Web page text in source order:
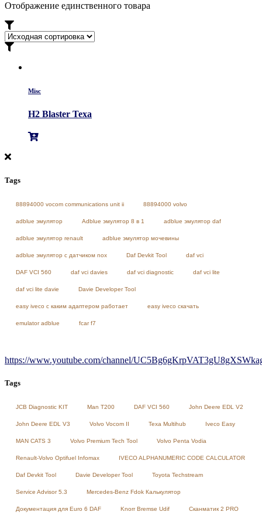
Отображение единственного товара
Misc
H2 Blaster Texa
Tags
88894000 vocom communications unit ii 88894000 volvo
adblue эмулятор Adblue эмулятор 8 в 1 adblue эмулятор daf
adblue эмулятор renault adblue эмулятор мочевины
adblue эмулятор с датчиком nox Daf Devkit Tool daf vci
DAF VCI 560 daf vci davies daf vci diagnostic daf vci lite
daf vci lite davie Davie Developer Tool
easy iveco с каким адаптером работает easy iveco скачать
emulator adblue fcar f7
https://www.youtube.com/channel/
Tags
JCB Diagnostic KIT Man T200 DAF VCI 560 John Deere EDL V2
John Deere EDL V3 Volvo Vocom II Texa Multihub Iveco Easy
MAN CATS 3 Volvo Premium Tech Tool Volvo Penta Vodia
Renault-Volvo Optifuel Infomax IVECO ALPHANUMERIC CODE CALCULATOR
Daf Devkit Tool Davie Developer Tool Toyota Techstream
Service Advisor 5.3 Mercedes-Benz Fdok Калькулятор
Документация для Euro 6 DAF Knorr Bremse Udif Сканматик 2 PRO